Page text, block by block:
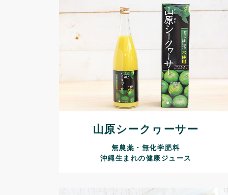
山原シークヮーサー
無農薬・無化学肥料
沖縄生まれの健康ジュース